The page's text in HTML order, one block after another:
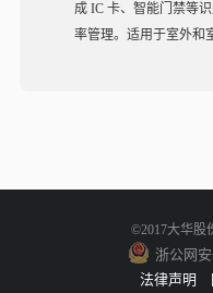
成 IC 卡、智能门禁等
率管理。适用于室外和
©2017大华股
浙公网
法律声明